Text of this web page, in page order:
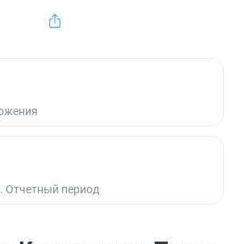
Отчетный период